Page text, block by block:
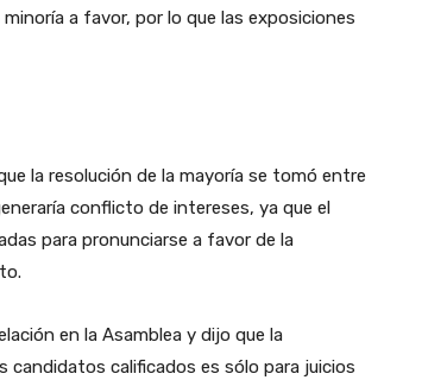
a favor, por lo que las exposiciones
la resolución de la mayoría se tomó entre
conflicto de intereses, ya que el
para pronunciarse a favor de la
en la Asamblea y dijo que la
candidatos calificados es sólo para juicios